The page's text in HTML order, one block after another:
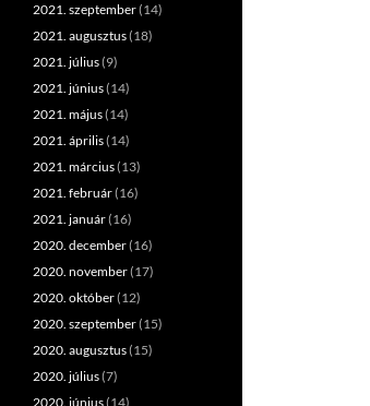
2021. szeptember(14)
2021. augusztus(18)
2021. július(9)
2021. június(14)
2021. május(14)
2021. április(14)
2021. március(13)
2021. február(16)
2021. január(16)
2020. december(16)
2020. november(17)
2020. október(12)
2020. szeptember(15)
2020. augusztus(15)
2020. július(7)
2020. június(14)